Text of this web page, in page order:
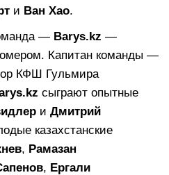
и Ван Хао.
— Barys.kz —
Капитан команды —
КФШ Гульмира
сыграют опытные
и Дмитрий
казахстанские
, Рамазан
, Ергали